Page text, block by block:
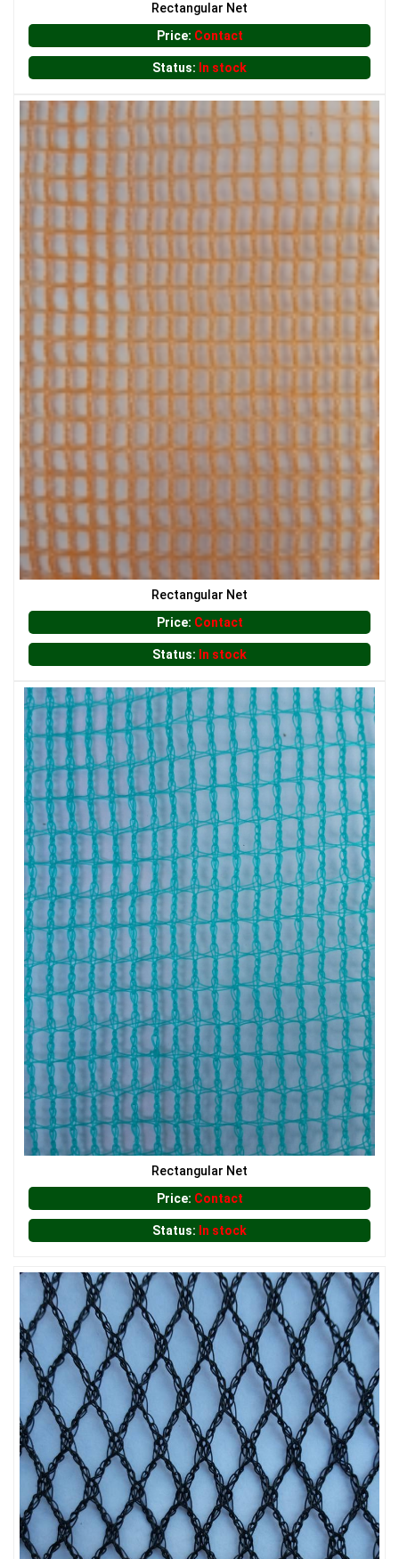
LƯỚI CHẮN NẮNG
LƯỚI CHE NẮNG
LƯỚI CHE NẮNG
Rectangular Net
Price: Contact
Status: In stock
Rectangular Net
Price: Contact
Status: In stock
Rectangular Net
Price: Contact
Status: In stock